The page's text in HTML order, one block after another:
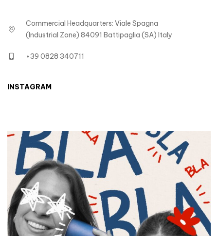
Commercial Headquarters: Viale Spagna
(Industrial Zone) 84091 Battipaglia (SA) Italy
+39 0828 340711
INSTAGRAM